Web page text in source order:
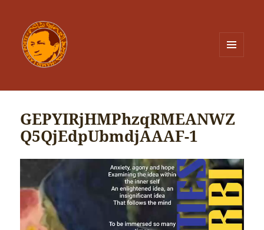
GEPYIRjHMPhzqRMEANWZ
Q5QjEdpUbmdjAAAF-1
vidéo